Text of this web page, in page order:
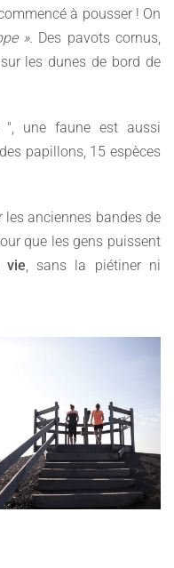
à pousser ! On
». Des pavots cornus,
les dunes de bord de
", une faune est aussi
papillons, 15 espèces
les anciennes bandes de
que les gens puissent
vie, sans la piétiner ni